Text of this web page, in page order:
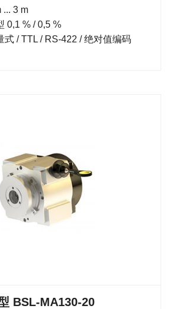
... 3 m
0,1 % / 0,5 %
式 / TTL / RS-422 / 绝对值编码
BSL-MA130-20